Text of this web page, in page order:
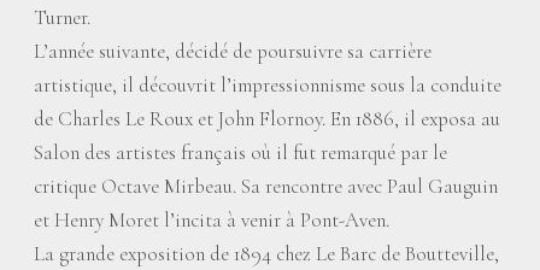
Turner.
L’année suivante, décidé de poursuivre sa carrière
artistique, il découvrit l’impressionnisme sous la conduite
de Charles Le Roux et John Flornoy. En 1886, il exposa au
Salon des artistes français où il fut remarqué par le
critique Octave Mirbeau. Sa rencontre avec Paul Gauguin
et Henry Moret l’incita à venir à Pont-Aven.
La grande exposition de 1894 chez Le Barc de Boutteville,